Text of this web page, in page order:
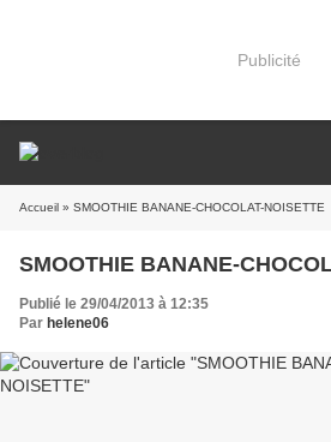
Publicité
Accueil » SMOOTHIE BANANE-CHOCOLAT-NOISETTE
SMOOTHIE BANANE-
Publié le 29/04/2013 à 12:35
Par helene06